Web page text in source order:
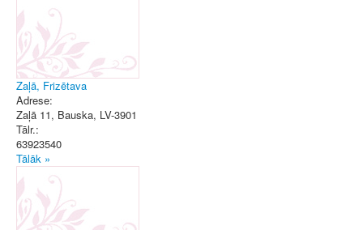
Zaļā, Frizētava
Adrese:
Zaļā 11, Bauska, LV-3901
Tālr.:
63923540
Tālāk »